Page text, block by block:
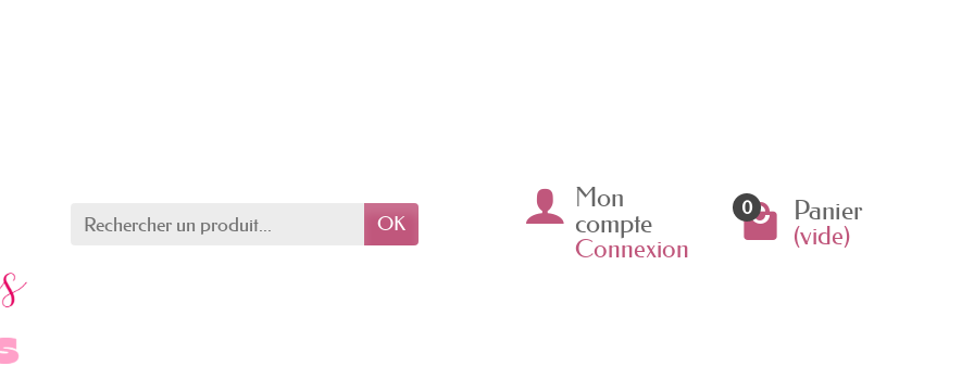
OK
Mon
compte
Connexion
0 Panier
(vide)